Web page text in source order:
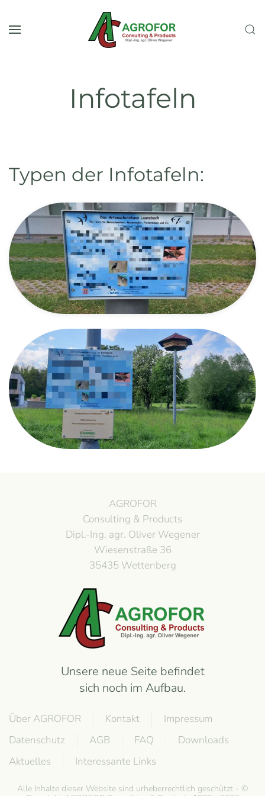
Zum Hauptinhalt springen
Infotafeln
Typen der Infotafeln:
AGROFOR
Consulting & Products
Dipl.-Ing. agr. Oliver Wegener
Wiesenstraße 36
35435 Wettenberg
Unsere neue Seite befindet
sich noch im Aufbau.
Über AGROFOR Kontakt
Impressum
Datenschutz
AGB FAQ
Downloads
Aktuelles
Interessante Links
Alle Inhalte dieser Website sind urheberrechtlich geschützt - ©